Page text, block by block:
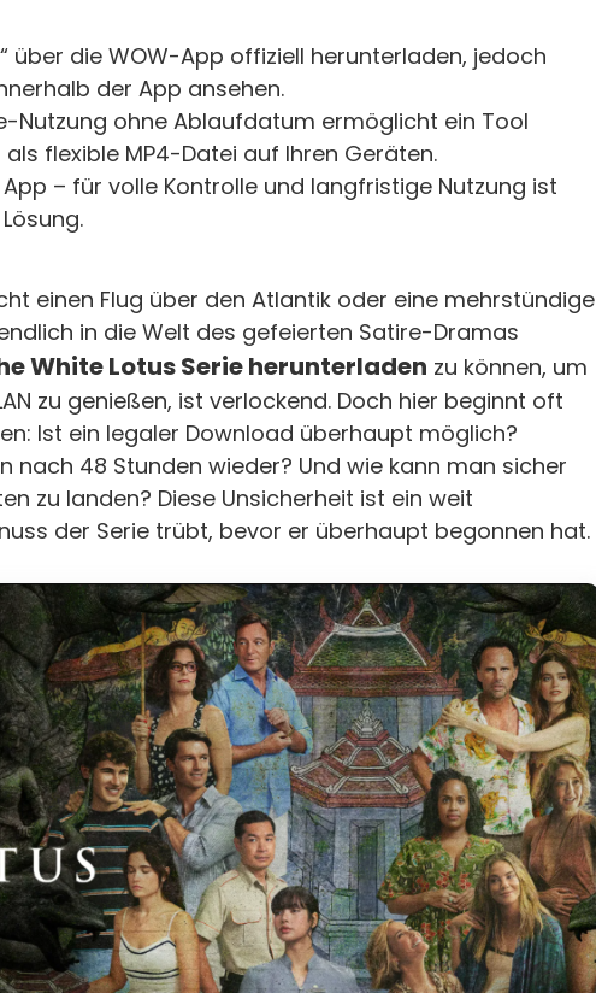
über die WOW-App offiziell herunterladen, jedoch
der App ansehen.
Nutzung ohne Ablaufdatum ermöglicht ein Tool
flexible MP4-Datei auf Ihren Geräten.
– für volle Kontrolle und langfristige Nutzung ist
einen Flug über den Atlantik oder eine mehrstündige
in die Welt des gefeierten Satire-Dramas
White Lotus Serie herunterladen zu können, um
zu genießen, ist verlockend. Doch hier beginnt oft
Ist ein legaler Download überhaupt möglich?
nach 48 Stunden wieder? Und wie kann man sicher
zu landen? Diese Unsicherheit ist ein weit
der Serie trübt, bevor er überhaupt begonnen hat.